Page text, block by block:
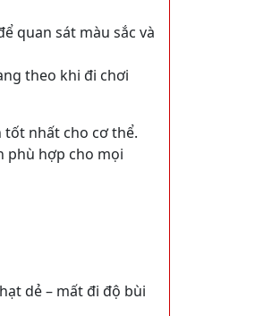
quan sát màu sắc và
theo khi đi chơi
nhất cho cơ thể.
phù hợp cho mọi
dẻ – mất đi độ bùi